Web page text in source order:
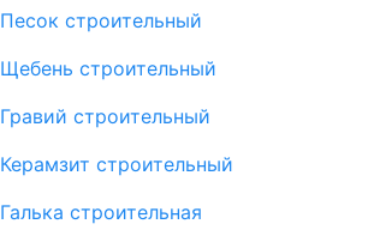
Песок строительный
Щебень строительный
Гравий строительный
Керамзит строительный
Галька строительная